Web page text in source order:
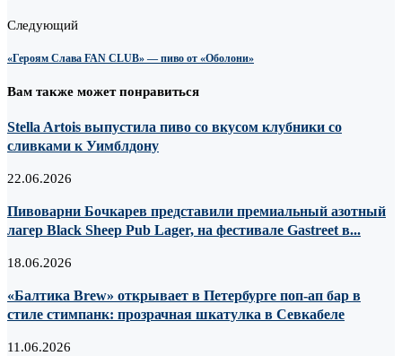
Следующий
«Героям Слава FAN CLUB» — пиво от «Оболони»
Вам также может понравиться
Stella Artois выпустила пиво со вкусом клубники со
сливками к Уимблдону
22.06.2026
Пивоварни Бочкарев представили премиальный азотный
лагер Black Sheep Pub Lager, на фестивале Gastreet в...
18.06.2026
«Балтика Brew» открывает в Петербурге поп-ап бар в
стиле стимпанк: прозрачная шкатулка в Севкабеле
11.06.2026